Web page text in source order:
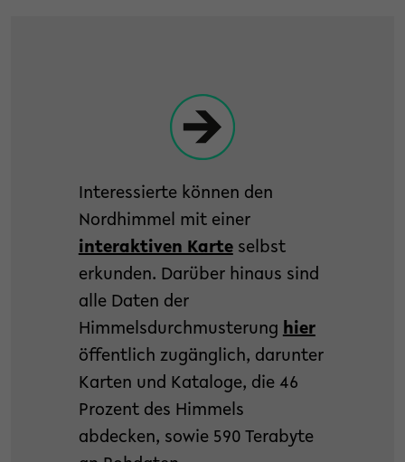
Interessierte können den
Nordhimmel mit einer
interaktiven Karteselbst
erkunden. Darüber hinaus sind
alle Daten der
Himmelsdurchmusterung hier
öffentlich zugänglich, darunter
Karten und Kataloge, die 46
Prozent des Himmels
abdecken, sowie 590 Terabyte